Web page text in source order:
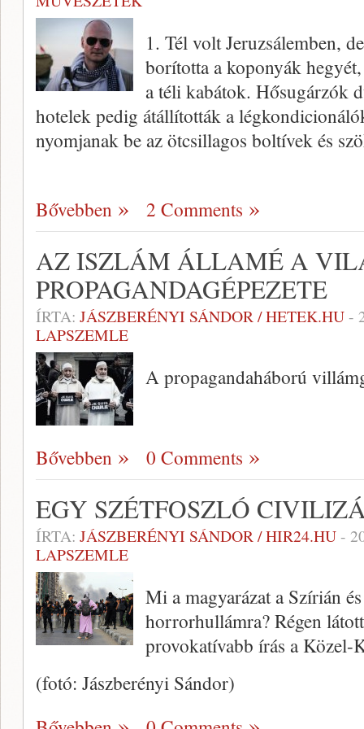
1. Tél volt Jeruzsálemben,
borította a koponyák
a téli kabátok. Hősugárzók
hotelek pedig átállították a
nyomjanak be az ötcsillagos boltívek és
Bővebben 2 Comments
AZ ISZLÁM ÁLLAMÉ A
PROPAGANDAGÉPEZETE
ÍRTA: JÁSZBERÉNYI SÁNDOR / HETEK.HU-
LAPSZEMLE
A propagandaháború
Bővebben 0 Comments
EGY SZÉTFOSZLÓ
ÍRTA: JÁSZBERÉNYI SÁNDOR / HIR24.HU-
LAPSZEMLE
Mi a magyarázat a Szírián
horrorhullámra? Régen
provokatívabb írás a Közel-
(fotó: Jászberényi Sándor)